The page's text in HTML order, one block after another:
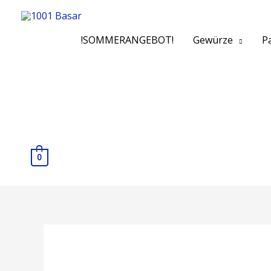
!SOMMERANGEBOT! Gewürze
0